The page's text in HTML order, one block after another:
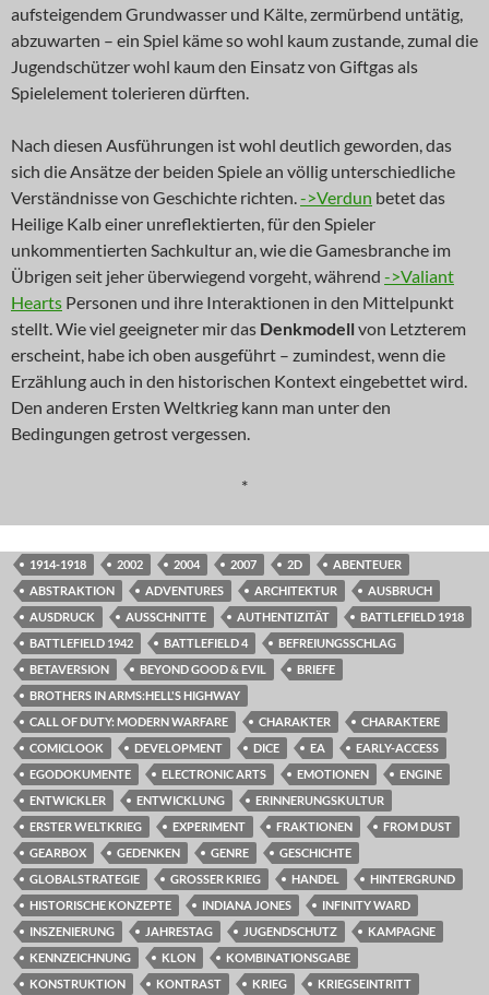
aufsteigendem Grundwasser und Kälte, zermürbend untätig,
abzuwarten – ein Spiel käme so wohl kaum zustande, zumal die
Jugendschützer wohl kaum den Einsatz von Giftgas als
Spielelement tolerieren dürften.
Nach diesen Ausführungen ist wohl deutlich geworden, das
sich die Ansätze der beiden Spiele an völlig unterschiedliche
Verständnisse von Geschichte richten.->Verdun betet das
Heilige Kalb einer unreflektierten, für den Spieler
unkommentierten Sachkultur an, wie die Gamesbranche im
Übrigen seit jeher überwiegend vorgeht, während ->Valiant
Hearts Personen und ihre Interaktionen in den Mittelpunkt
stellt. Wie viel geeigneter mir das Denkmodellvon Letzterem
erscheint, habe ich oben ausgeführt – zumindest, wenn die
Erzählung auch in den historischen Kontext eingebettet wird.
Den anderen Ersten Weltkrieg kann man unter den
Bedingungen getrost vergessen.
*
1914-1918 2002 2004 2007 2D
ABENTEUER
ABSTRAKTION
ADVENTURES ARCHITEKTUR
AUSBRUCH
AUSDRUCK
AUSSCHNITTE AUTHENTIZITÄT
BATTLEFIELD 1918
BATTLEFIELD 1942
BATTLEFIELD 4
BEFREIUNGSSCHLAG
BETAVERSION
BEYOND GOOD & EVIL
BRIEFE
BROTHERS IN ARMS:HELL'S HIGHWAY
CALL OF DUTY: MODERN WARFARE
CHARAKTER
CHARAKTERE
COMICLOOK
DEVELOPMENT DICE EA
EARLY-ACCESS
EGODOKUMENTE
ELECTRONIC ARTS EMOTIONEN
ENGINE
ENTWICKLER
ENTWICKLUNG
ERINNERUNGSKULTUR
ERSTER WELTKRIEG
EXPERIMENT FRAKTIONEN
FROM DUST
GEARBOX
GEDENKEN GENRE
GESCHICHTE
GLOBALSTRATEGIE
GROSSER KRIEG HANDEL
HINTERGRUND
HISTORISCHE KONZEPTE
INDIANA JONES
INFINITY WARD
INSZENIERUNG
JAHRESTAG JUGENDSCHUTZ
KAMPAGNE
KENNZEICHNUNG
KLON
KOMBINATIONSGABE
KONSTRUKTION
KONTRAST KRIEG
KRIEGSEINTRITT